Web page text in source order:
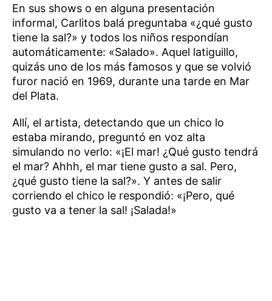
En sus shows o en alguna presentación
informal, Carlitos balá preguntaba «¿qué gusto
tiene la sal?» y todos los niños respondían
automáticamente: «Salado». Aquel latiguillo,
quizás uno de los más famosos y que se volvió
furor nació en 1969, durante una tarde en Mar
del Plata.
Allí, el artista, detectando que un chico lo
estaba mirando, preguntó en voz alta
simulando no verlo: «¡El mar! ¿Qué gusto tendrá
el mar? Ahhh, el mar tiene gusto a sal. Pero,
¿qué gusto tiene la sal?». Y antes de salir
corriendo el chico le respondió: «¡Pero, qué
gusto va a tener la sal! ¡Salada!»